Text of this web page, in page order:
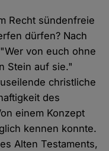
Recht sündenfreie
dürfen? Nach
von euch ohne
Stein auf sie."
christliche
des
einem Konzept
kennen konnte.
Alten Testaments,